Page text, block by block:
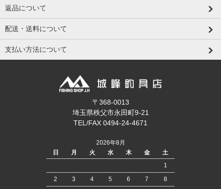
返品について
配送・送料について
支払い方法について
〒368-0013
埼玉県秩父市永田町9-21
TEL/FAX 0494-24-4671
2026年8月
日
月 火 水 木 金
土
1
2
3 4 5 6 7
8